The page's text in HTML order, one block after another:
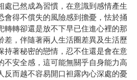
處已然成為習慣，在意識到感情產生
會得不償失的風險感到擔憂，怯於捅
轉轉卻還是放不下早已住進心裡的那
差，伴隨著兩人生活圈差異及生活歷
持著秘密的戀情，忍不住還是會在意
不安全感，這可能無關乎自身能力高
反而越不容易開口袒露內心深處的憂